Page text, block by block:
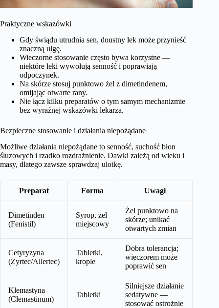
Praktyczne wskazówki
Gdy świądu utrudnia sen, doustny lek może przynieść
znaczną ulgę.
Wieczorne stosowanie często bywa korzystne —
niektóre leki wywołują senność i poprawiają
odpoczynek.
Na skórze stosuj punktowo żel z dimetindenem,
omijając otwarte rany.
Nie łącz kilku preparatów o tym samym mechanizmie
bez wyraźnej wskazówki lekarza.
Bezpieczne stosowanie i działania niepożądane
Możliwe działania niepożądane to senność, suchość błon
śluzowych i rzadko rozdrażnienie. Dawki zależą od wieku i
masy, dlatego zawsze sprawdzaj ulotkę.
Preparat Forma Uwagi
Dimetinden
(Fenistil)
Syrop, żel
miejscowy
Żel punktowo na
skórze; unikać
otwartych zmian
Cetyryzyna
(Zyrtec/Allertec)
Tabletki,
krople
Dobra tolerancja;
wieczorem może
poprawić sen
Klemastyna
(Clemastinum)
Tabletki
Silniejsze działanie
sedatywne —
stosować ostrożnie